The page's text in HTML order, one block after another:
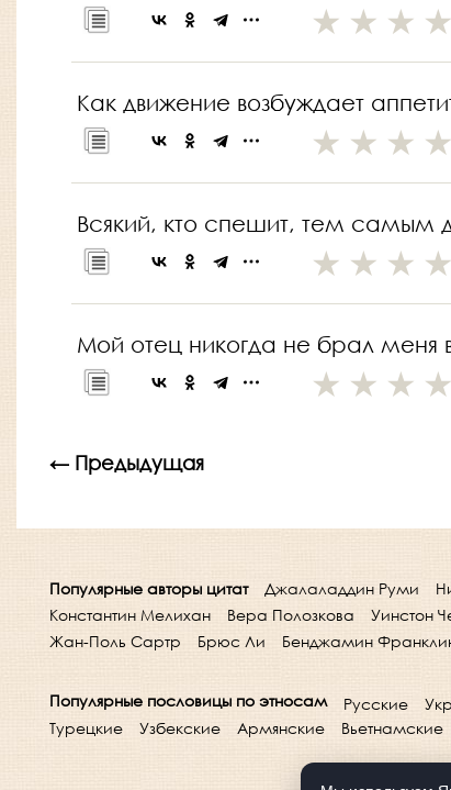
Как движение возбуждает
Всякий, кто спешит, тем самым
Мой отец никогда не брал меня
← Предыдущая
Популярные авторы цитат Джалаладдин Руми
Константин Мелихан
Вера Полозкова Уинстон
Жан-Поль Сартр
Брюс Ли Бенджамин
Популярные пословицы по этносам Русские
Турецкие
Узбекские Армянские Вьетнамские